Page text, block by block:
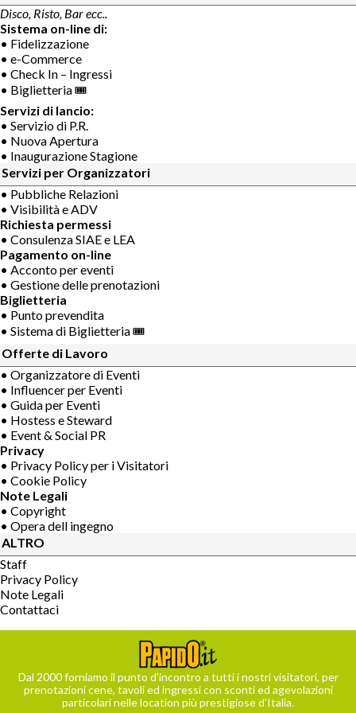
Disco, Risto, Bar ecc..
Sistema on-line di:
• Fidelizzazione
• e-Commerce
• Check In – Ingressi
• Biglietteria 🎟
Servizi di lancio:
• Servizio di P.R.
• Nuova Apertura
• Inaugurazione Stagione
Servizi per Organizzatori
• Pubbliche Relazioni
• Visibilità e ADV
Richiesta permessi
• Consulenza SIAE e LEA
Pagamento on-line
• Acconto per eventi
• Gestione delle prenotazioni
Biglietteria
• Punto prevendita
• Sistema di Biglietteria 🎟
Offerte di Lavoro
• Organizzatore di Eventi
• Influencer per Eventi
• Guida per Eventi
• Hostess e Steward
• Event & Social PR
Privacy
• Privacy Policy per i Visitatori
• Cookie Policy
Note Legali
• Copyright
• Opera dell ingegno
ALTRO
Staff
Privacy Policy
Note Legali
Contattaci
Dal 2000 forniamo il punto d’incontro a tutti i nostri visitatori, per
prenotazioni cene, tavoli ed ingressi con sconti ed agevolazioni
particolari nelle location più prestigiose d’Italia.